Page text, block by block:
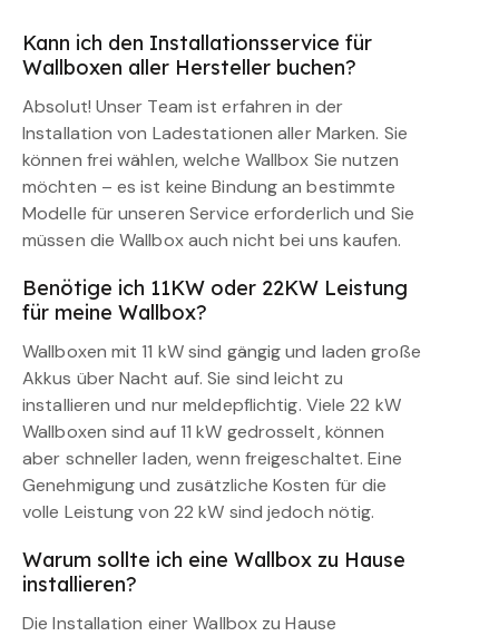
Kann ich den Installationsservice für
Wallboxen aller Hersteller buchen?
Absolut! Unser Team ist erfahren in der
Installation von Ladestationen aller Marken. Sie
können frei wählen, welche Wallbox Sie nutzen
möchten – es ist keine Bindung an bestimmte
Modelle für unseren Service erforderlich und Sie
müssen die Wallbox auch nicht bei uns kaufen.
Benötige ich 11KW oder 22KW Leistung
für meine Wallbox?
Wallboxen mit 11 kW sind gängig und laden große
Akkus über Nacht auf. Sie sind leicht zu
installieren und nur meldepflichtig. Viele 22 kW
Wallboxen sind auf 11 kW gedrosselt, können
aber schneller laden, wenn freigeschaltet. Eine
Genehmigung und zusätzliche Kosten für die
volle Leistung von 22 kW sind jedoch nötig.
Warum sollte ich eine Wallbox zu Hause
installieren?
Die Installation einer Wallbox zu Hause